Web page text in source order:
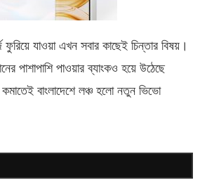
ফুরিয়ে যাওয়া এখন সবার কাছেই চিন্তার বিষয়।
পাশাপাশি পাওয়ার ব্যাংকও হয়ে উঠেছে
কমাতেই বাংলাদেশে লঞ্চ হলো নতুন ভিভো